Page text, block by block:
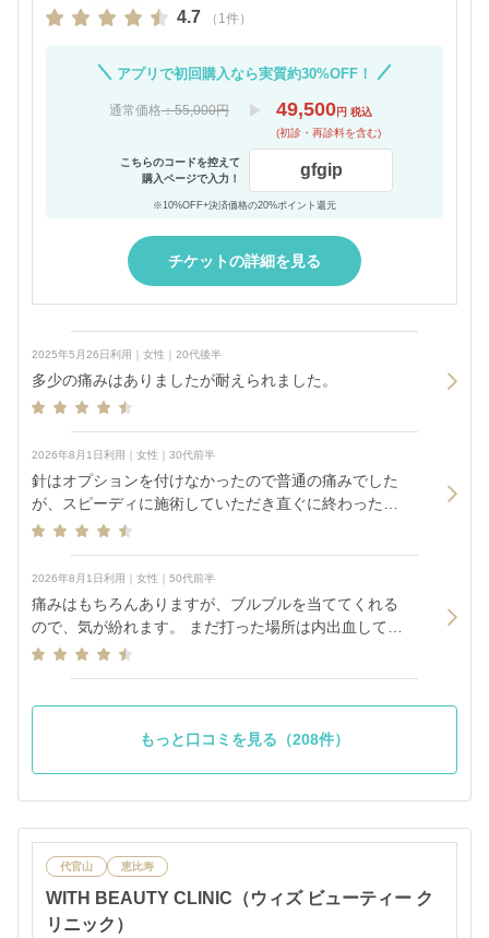
4.7 （1件）
アプリで初回購入なら実質約30%OFF！
通常価格：55,000円 49,500円 税込
(初診・再診料を含む)
こちらのコードを控えて
購入ページで入力！
gfgip
※10%OFF+決済価格の20%ポイント還元
チケットの詳細を見る
2025年5月26日利用｜女性｜20代後半
多少の痛みはありましたが耐えられました。
2026年8月1日利用｜女性｜30代前半
針はオプションを付けなかったので普通の痛みでした
が、スピーディに施術していただき直ぐに終わったの
でよかったです。
2026年8月1日利用｜女性｜50代前半
痛みはもちろんありますが、ブルブルを当ててくれる
ので、気が紛れます。 まだ打った場所は内出血してる
ので 次回から1100円払って細い針にしてみます
もっと口コミを見る（208件）
代官山 恵比寿
WITH BEAUTY CLINIC（ウィズ ビューティー ク
リニック）